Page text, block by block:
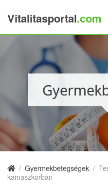
Vitalitasportal.com
/ Gyermekbetegségek /
kamaszkorban
×